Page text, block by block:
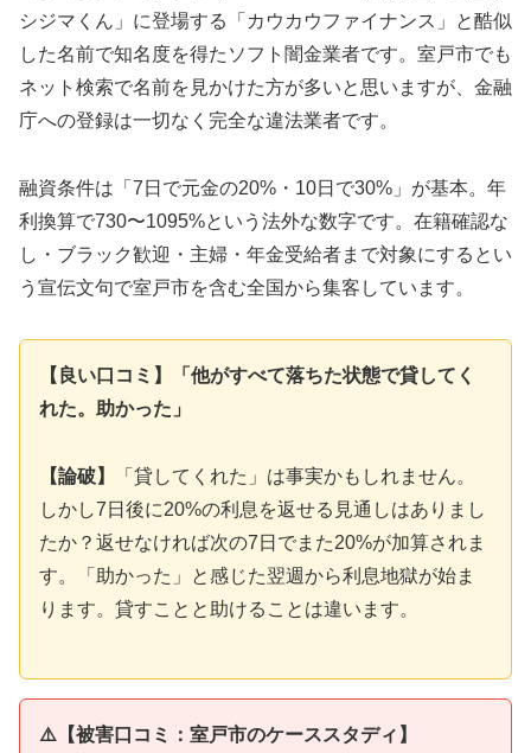
シジマくん」に登場する「カウカウファイナンス」と酷似
した名前で知名度を得たソフト闇金業者です。室戸市でも
ネット検索で名前を見かけた方が多いと思いますが、金融
庁への登録は一切なく完全な違法業者です。
融資条件は「7日で元金の20%・10日で30%」が基本。年
利換算で730〜1095%という法外な数字です。在籍確認な
し・ブラック歓迎・主婦・年金受給者まで対象にするとい
う宣伝文句で室戸市を含む全国から集客しています。
【良い口コミ】「他がすべて落ちた状態で貸してく
れた。助かった」
【論破】
「貸してくれた」は事実かもしれません。
しかし7日後に20%の利息を返せる見通しはありまし
たか？返せなければ次の7日でまた20%が加算されま
す。「助かった」と感じた翌週から利息地獄が始ま
ります。貸すことと助けることは違います。
⚠️【被害口コミ：室戸市のケーススタディ】